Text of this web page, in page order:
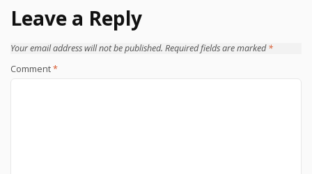
Leave a Reply
Your email address will not be published. Required fields are marked*
Comment*